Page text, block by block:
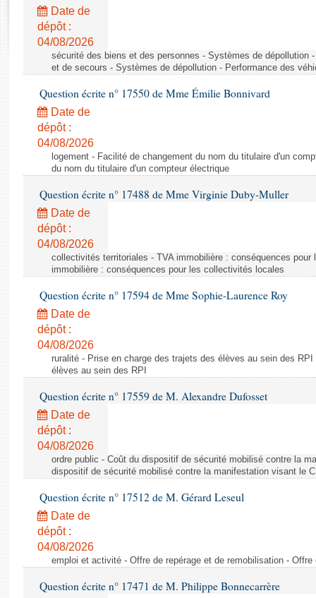
Rapports législatifs
Rapports sur l'application des lois
Baromètre de l’application des lois
Dossiers législatifs
Budget et sécurité sociale
Questions écrites et orales
Comptes rendus des débats
Date de
dépôt :
04/08/2026
sécurité des biens et des personnes - Systèmes de dépollution
et de secours - Systèmes de dépollution - Performance des
Question écrite n° 17550 de Mme Émilie Bonnivard
Date de
dépôt :
04/08/2026
logement - Facilité de changement du nom du titulaire d'un
du nom du titulaire d'un compteur électrique
Question écrite n° 17488 de Mme Virginie Duby-Muller
Date de
dépôt :
04/08/2026
collectivités territoriales - TVA immobilière : conséquences
immobilière : conséquences pour les collectivités locales
Question écrite n° 17594 de Mme Sophie-Laurence Roy
Date de
dépôt :
04/08/2026
ruralité - Prise en charge des trajets des élèves au sein des
élèves au sein des RPI
Question écrite n° 17559 de M. Alexandre Dufosset
Date de
dépôt :
04/08/2026
ordre public - Coût du dispositif de sécurité mobilisé contre la
dispositif de sécurité mobilisé contre la manifestation visant le
Question écrite n° 17512 de M. Gérard Leseul
Date de
dépôt :
04/08/2026
emploi et activité - Offre de repérage et de remobilisation -
Question écrite n° 17471 de M. Philippe Bonnecarrère